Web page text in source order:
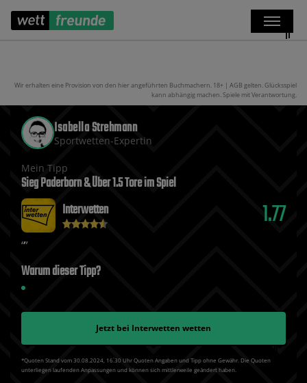
Wir erhalten eine Provision von den hier angeführten Buchmachern. 18+ | AGB gelten. Glücksspiel
kann abhängig machen. Spiele mit Verantwortung.
Isabella Strehmann
Sportwetten-Expertin
Mein Tipp
Sieg Paderborn & Über 1.5 Tore im Spiel
Interwetten
1.77
Warum dieser Tipp?
Jetzt bei Interwetten wetten
*Quoten Stand vom 30.08.2024‚ 16⁚30 Uhr Quoten Angaben und Tipp ohne Gewähr. Die Quoten
unterliegen laufenden Anpassungen und können sich mittlerweile geändert haben.